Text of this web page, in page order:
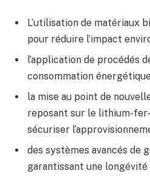
L’utilisation de matériaux
pour réduire l’impact
l’application de procédés
consommation
la mise au point de
reposant sur le lithium-
sécuriser
des systèmes avancés de
garantissant une